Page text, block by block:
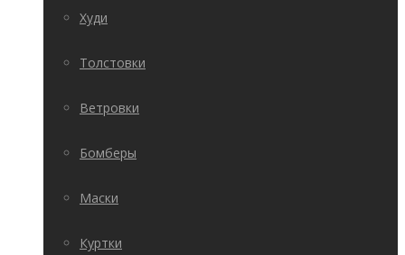
Худи
Толстовки
Ветровки
Бомберы
Маски
Куртки